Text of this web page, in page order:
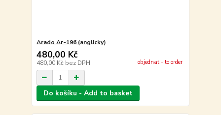
Arado Ar-196 (anglicky)
480,00 Kč
480,00 Kč bez DPH objednat - to order
Do košíku - Add to basket